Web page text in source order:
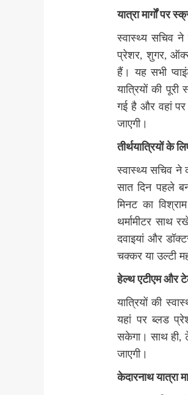
यात्रा मार्गों पर
स्वास्थ्य सचिव ने
प्रेशर, शुगर,
हैं। यह सभी
यात्रियों की
गई है और वहां पर
जाएगी।
तीर्थयात्रियों के
स्वास्थ्य सचिव ने
सात दिन पहले
मिनट का
थर्मामीटर साथ
दवाइयां और
चक्कर या उल्टी
हेल्थ एटीएम और
यात्रियों की
यहां पर ब्लड
सकेगा। साथ ही,
जाएगी।
केदारनाथ यात्रा